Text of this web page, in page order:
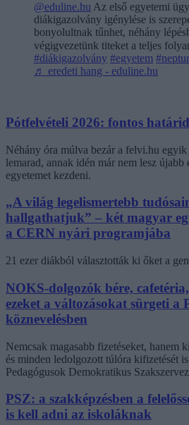
@eduline.hu Az első egyetemi
diákigazolvány igénylése is
bonyolultnak tűnhet, néhány
végigvezetünk titeket a teljes
#diákigazolvány #egyetem
♬ eredeti hang - eduline.hu
Pótfelvételi 2026: fontos
Néhány óra múlva bezár a felvi.hu
lemarad, annak idén már nem lesz újabb
egyetemet kezdeni.
„A világ legelismertebb
hallgathatjuk” – két magyar
a CERN nyári programjába
21 ezer diákból választották ki őket a
NOKS-dolgozók bére,
ezeket a változásokat sürgeti a
köznevelésben
Nemcsak magasabb fizetéseket, hanem
és minden ledolgozott túlóra kifizetését
Pedagógusok Demokratikus
PSZ: a szakképzésben a
is kell adni az iskoláknak